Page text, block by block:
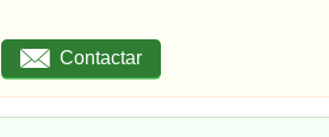
Contactar